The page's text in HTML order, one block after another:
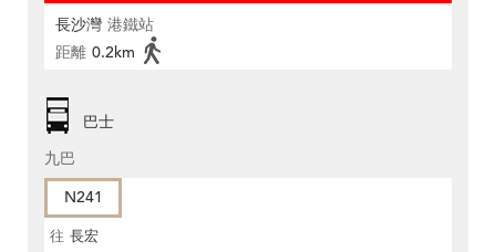
長沙灣 港鐵站
距離 0.2km
巴士
九巴
N241
往 長宏